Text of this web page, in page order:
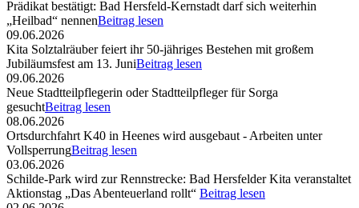
Prädikat bestätigt: Bad Hersfeld-Kernstadt darf sich weiterhin
„Heilbad“ nennenBeitrag lesen
09.06.2026
Kita Solztalräuber feiert ihr 50-jähriges Bestehen mit großem
Jubiläumsfest am 13. JuniBeitrag lesen
09.06.2026
Neue Stadtteilpflegerin oder Stadtteilpfleger für Sorga
gesuchtBeitrag lesen
08.06.2026
Ortsdurchfahrt K40 in Heenes wird ausgebaut - Arbeiten unter
VollsperrungBeitrag lesen
03.06.2026
Schilde-Park wird zur Rennstrecke: Bad Hersfelder Kita veranstaltet
Aktionstag „Das Abenteuerland rollt“ Beitrag lesen